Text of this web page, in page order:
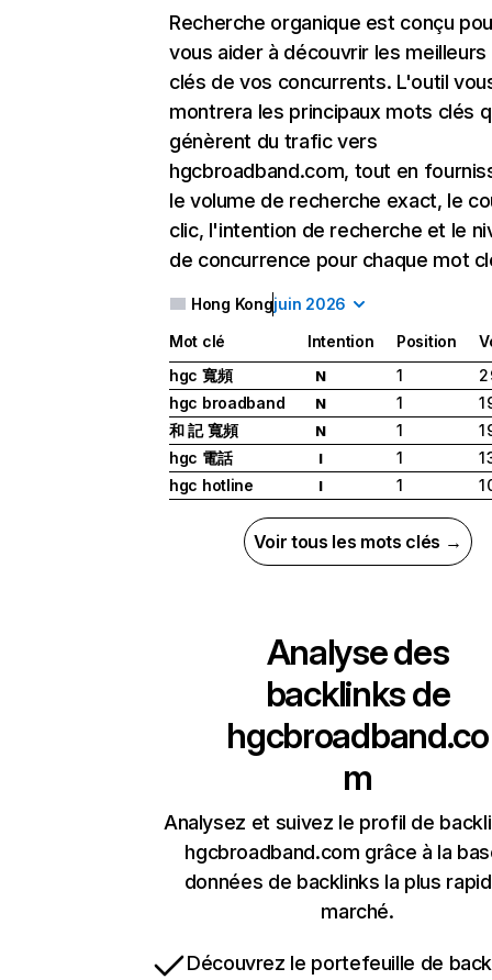
Recherche organique est conçu
vous aider à découvrir les
clés de vos concurrents. L'outil
montrera les principaux mots clés
génèrent du trafic vers
hgcbroadband.com, tout en
le volume de recherche exact, le
clic, l'intention de recherche et le
de concurrence pour chaque mot
Hong Kongjuin 2026
Mot clé Intention Position
hgc 寬頻
N 1
2
hgc broadband
N 1
1
和 記 寬頻
N 1
1
hgc 電話
I 1
1
hgc hotline
I 1 1
Voir tous les mots clés →
Analyse des
backlinks de
hgcbroadband.co
m
Analysez et suivez le profil de
hgcbroadband.com grâce à la
données de backlinks la plus
marché.
Découvrez le portefeuille de